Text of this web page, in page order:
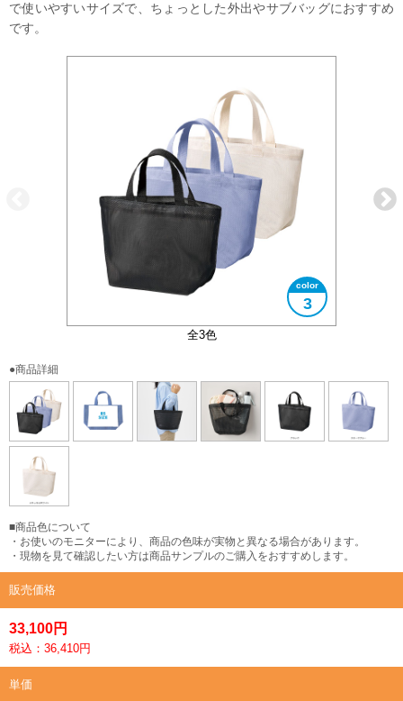
で使いやすいサイズで、ちょっとした外出やサブバッグにおすすめ
です。
全3色
3
B5サイズ対応
大きさイメージ
使用イメージ
●商品詳細
■商品色について
・お使いのモニターにより、商品の色味が実物と異なる場合があります。
・現物を見て確認したい方は商品サンプルのご購入をおすすめします。
販売価格
33,100円
税込：36,410円
単価